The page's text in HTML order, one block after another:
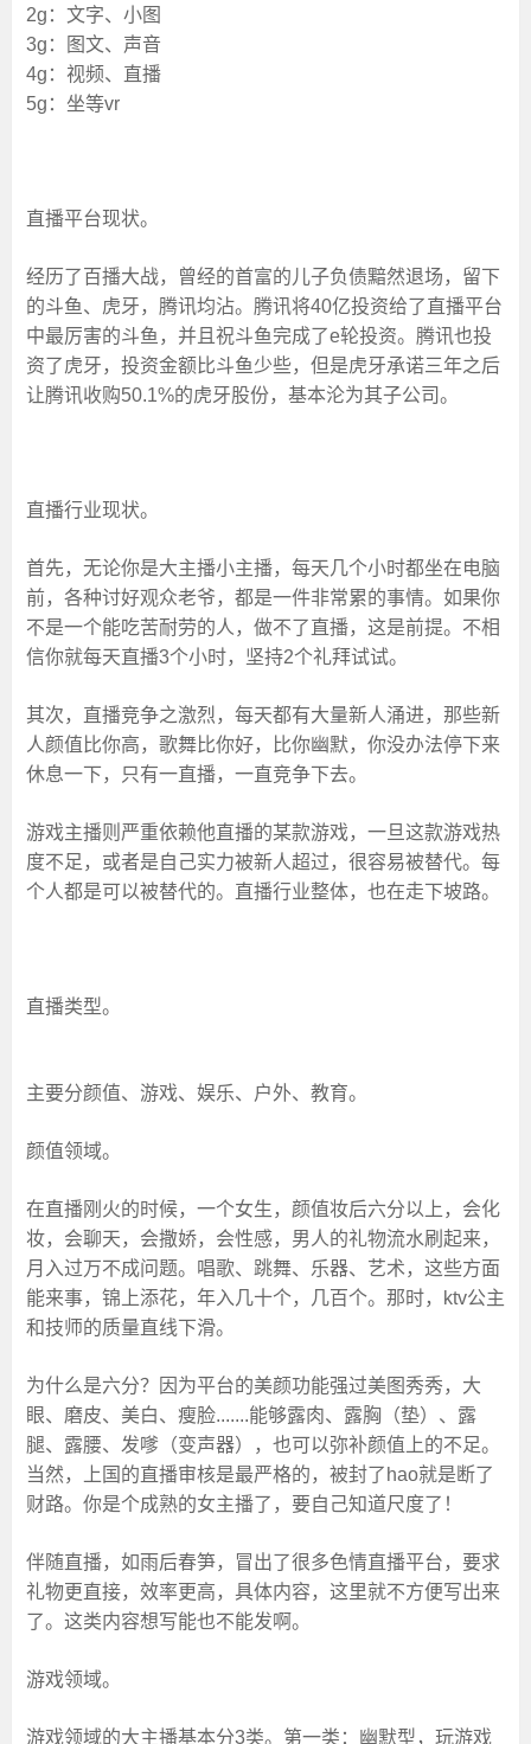
2g：文字、小图
3g：图文、声音
4g：视频、直播
5g：坐等vr
直播平台现状。
经历了百播大战，曾经的首富的儿子负债黯然退场，留下
的斗鱼、虎牙，腾讯均沾。腾讯将40亿投资给了直播平台
中最厉害的斗鱼，并且祝斗鱼完成了e轮投资。腾讯也投
资了虎牙，投资金额比斗鱼少些，但是虎牙承诺三年之后
让腾讯收购50.1%的虎牙股份，基本沦为其子公司。
直播行业现状。
首先，无论你是大主播小主播，每天几个小时都坐在电脑
前，各种讨好观众老爷，都是一件非常累的事情。如果你
不是一个能吃苦耐劳的人，做不了直播，这是前提。不相
信你就每天直播3个小时，坚持2个礼拜试试。
其次，直播竞争之激烈，每天都有大量新人涌进，那些新
人颜值比你高，歌舞比你好，比你幽默，你没办法停下来
休息一下，只有一直播，一直竞争下去。
游戏主播则严重依赖他直播的某款游戏，一旦这款游戏热
度不足，或者是自己实力被新人超过，很容易被替代。每
个人都是可以被替代的。直播行业整体，也在走下坡路。
直播类型。
主要分颜值、游戏、娱乐、户外、教育。
颜值领域。
在直播刚火的时候，一个女生，颜值妆后六分以上，会化
妆，会聊天，会撒娇，会性感，男人的礼物流水刷起来，
月入过万不成问题。唱歌、跳舞、乐器、艺术，这些方面
能来事，锦上添花，年入几十个，几百个。那时，ktv公主
和技师的质量直线下滑。
为什么是六分？因为平台的美颜功能强过美图秀秀，大
眼、磨皮、美白、瘦脸.......能够露肉、露胸（垫）、露
腿、露腰、发嗲（变声器），也可以弥补颜值上的不足。
当然，上国的直播审核是最严格的，被封了hao就是断了
财路。你是个成熟的女主播了，要自己知道尺度了！
伴随直播，如雨后春笋，冒出了很多色情直播平台，要求
礼物更直接，效率更高，具体内容，这里就不方便写出来
了。这类内容想写能也不能发啊。
游戏领域。
游戏领域的大主播基本分3类。第一类：幽默型，玩游戏